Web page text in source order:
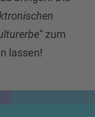
“ zum
lassen!